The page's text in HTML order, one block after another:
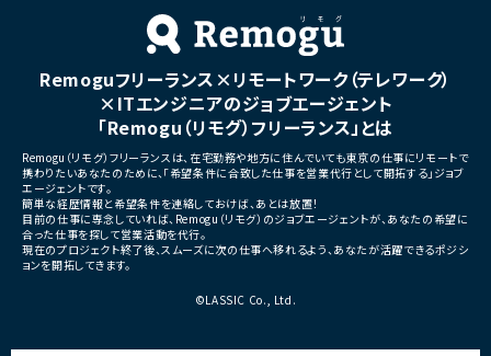
プロジェクト拡大に伴う増員募集
・サービスの継続的な機能拡
募集
■担当工程
・要件定義
・基本設計
・詳細設計
・テスト
・リリース対応
■その他補足
・全体約100名規模の大型プ
Remoguフリーランス×リモートワーク（テレワーク）
×ITエンジニアのジョブエージェント
「Remogu（リモグ）フリーランス」とは
Remogu（リモグ）フリーランスは、在宅勤務や地方に住んでいても東京の仕事にリモートで
携わりたいあなたのために、「希望条件に合致した仕事を営業代行として開拓する」ジョブ
エージェントです。
簡単な経歴情報と希望条件を連絡しておけば、あとは放置！
目前の仕事に専念していれば、Remogu（リモグ）のジョブエージェントが、あなたの希望に
合った仕事を探して営業活動を代行。
現在のプロジェクト終了後、スムーズに次の仕事へ移れるよう、あなたが活躍できるポジシ
ョンを開拓してきます。
©LASSIC Co., Ltd.